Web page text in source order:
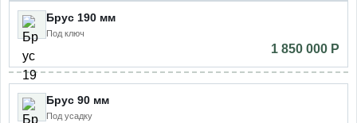
Брус 190 мм
Под ключ
1 850 000 P
Брус 90 мм
Под усадку